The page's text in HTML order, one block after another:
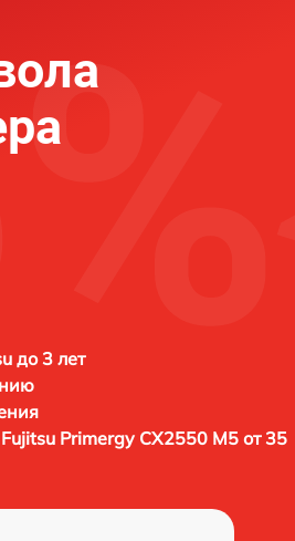
до 3 лет
Fujitsu Primergy CX2550 M5 от 35